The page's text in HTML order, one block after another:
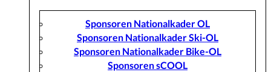
Sponsoren Nationalkader OL
Sponsoren Nationalkader Ski-OL
Sponsoren Nationalkader Bike-OL
Sponsoren sCOOL